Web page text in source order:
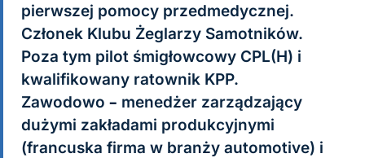
pierwszej pomocy przedmedycznej.
Członek Klubu Żeglarzy Samotników.
Poza tym pilot śmigłowcowy CPL(H) i
kwalifikowany ratownik KPP.
Zawodowo – menedżer zarządzający
dużymi zakładami produkcyjnymi
(francuska firma w branży automotive) i